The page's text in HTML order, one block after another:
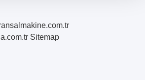
Sitemap